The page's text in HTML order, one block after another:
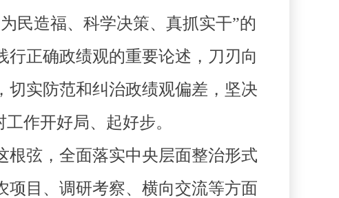
民造福、科学决策、真抓实干”的
正确政绩观的重要论述，刀刃向
切实防范和纠治政绩观偏差，坚决
作开好局、起好步。
弦，全面落实中央层面整治形式
项目、调研考察、横向交流等方面